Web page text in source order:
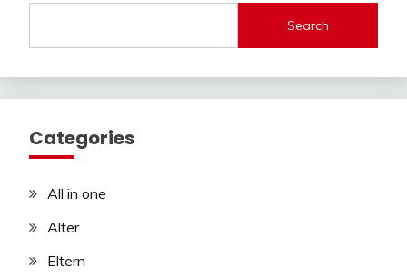
Search
Categories
All in one
Alter
Eltern